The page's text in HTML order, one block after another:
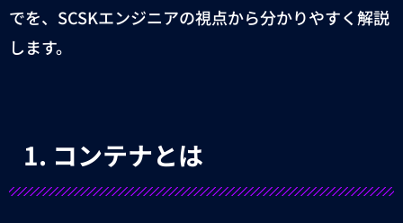
でを、 SCSKエンジニアの視点から分かりやすく解説
します。
1. コンテナとは